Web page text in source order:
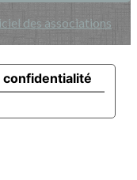
des associations
confidentialité